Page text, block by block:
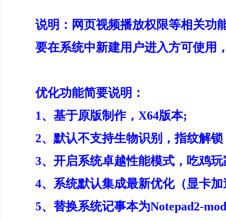
说明：网页视频播放权限等相关功
要在系统中新建用户进入方可使用
优化功能简要说明：
1、基于原版制作，X64版本;
2、默认不支持生物识别，指纹解
3、开启系统卓越性能模式，吃鸡
4、系统默认集成最新优化（显卡
5、替换系统记事本为Notepad2-